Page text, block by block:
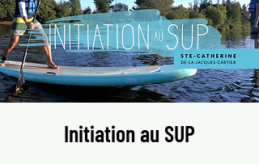
Initiation au SUP